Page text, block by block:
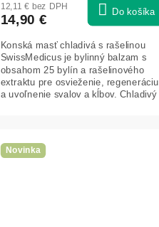
12,11 € bez DPH
14,90 €
Do košíka
Konská masť chladivá s rašelinou
SwissMedicus je bylinný balzam s
obsahom 25 bylín a rašelinového
extraktu pre osvieženie, regeneráciu
a uvoľnenie svalov a kĺbov. Chladivý
Novinka